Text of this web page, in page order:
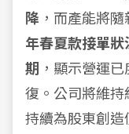
降 ，而產能將
年春夏款接單狀
期 ，顯示營運
復。公司將維持
持續為股東創造